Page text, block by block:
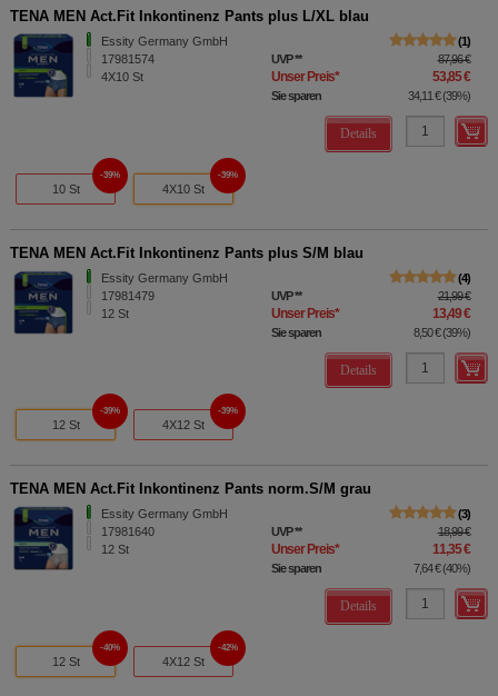
TENA MEN Act.Fit Inkontinenz Pants plus L/XL blau
Essity Germany GmbH
17981574
4X10 St
1
UVP** 87,96 €
Unser Preis* 53,85 €
Sie sparen 34,11 €(39%)
Details
10 St
39%
4X10 St
39%
TENA MEN Act.Fit Inkontinenz Pants plus S/M blau
Essity Germany GmbH
17981479
12 St
4
UVP** 21,99 €
Unser Preis* 13,49 €
Sie sparen 8,50 €(39%)
Details
12 St
39%
4X12 St
39%
TENA MEN Act.Fit Inkontinenz Pants norm.S/M grau
Essity Germany GmbH
17981640
12 St
3
UVP** 18,99 €
Unser Preis* 11,35 €
Sie sparen 7,64 €(40%)
Details
12 St
40%
4X12 St
42%